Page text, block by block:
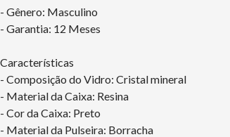
- Gênero: Masculino
- Garantia: 12 Meses
Características
- Composição do Vidro: Cristal mineral
- Material da Caixa: Resina
- Cor da Caixa: Preto
- Material da Pulseira: Borracha